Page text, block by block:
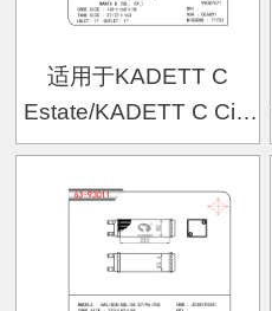
适用于KADETT C
Estate/KADETT C City
KADETT C
Coupe/KADETT C
MANTA B (58_, 59_)暖
风